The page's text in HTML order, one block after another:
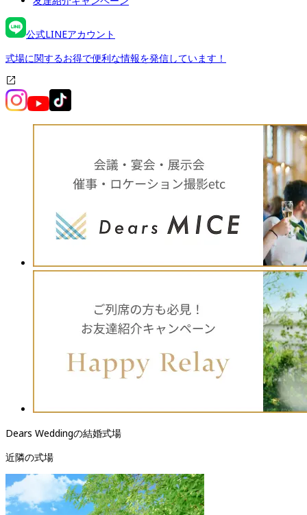
公式LINEアカウント
式場に関するお得で便利な情報を発信しています！
Dears Weddingの結婚式場
近隣の式場